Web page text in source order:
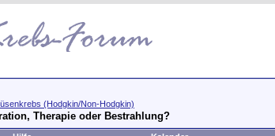
(Hodgkin/Non-Hodgkin)
Therapie oder Bestrahlung?